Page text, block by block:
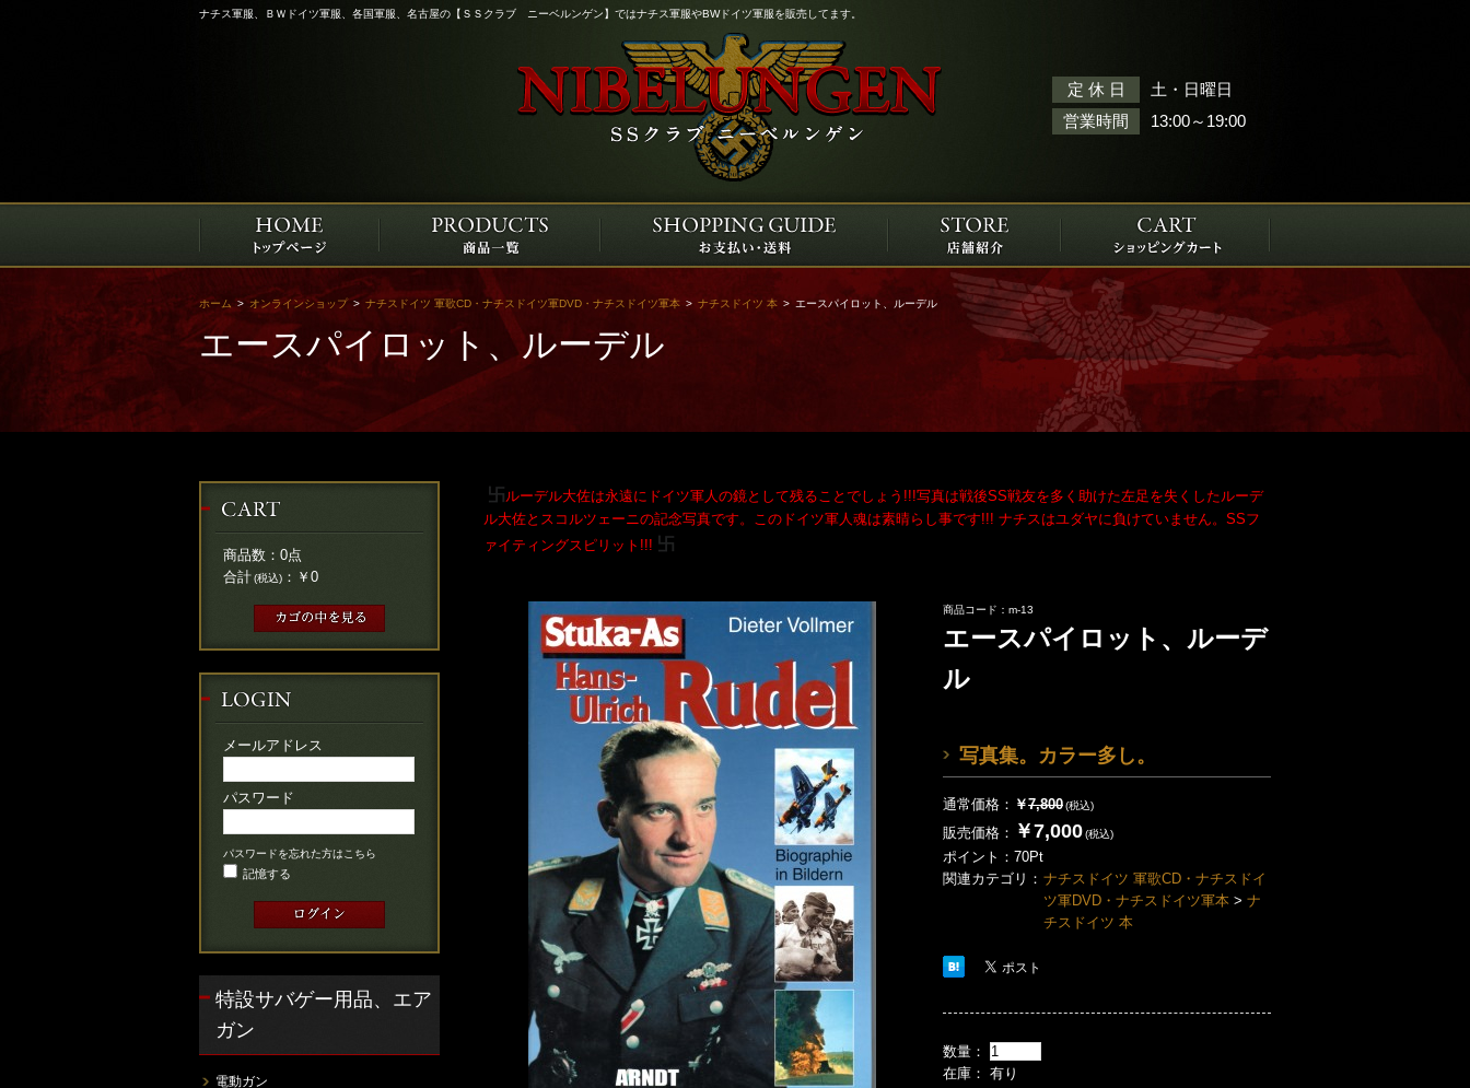
エースパイロット、ルーデル
ホーム > オンラインショップ > ナチスドイツ 軍歌CD・ナチスドイツ軍DVD・ナチスドイツ軍本 > ナチスドイツ 本 > エースパイロット、ルーデル
ナチス軍服、ＢＷドイツ軍服、各国軍服、名古屋の【ＳＳクラブ ニーベルンゲン】ではナチス軍服やBWドイツ軍服を販売してます。
定 休 日 土・日曜日
営業時間 13:00～19:00
卐ルーデル大佐は永遠にドイツ軍人の鏡として残ることでしょう!!!写真は戦後SS戦友を多く助けた左足を失くしたルーデ
ル大佐とスコルツェーニの記念写真です。このドイツ軍人魂は素晴らし事です!!! ナチスはユダヤに負けていません。SSフ
ァイティングスピリット!!! 卐
商品コード：m-13
エースパイロット、ルーデ
ル
写真集。カラー多し。
通常価格： ￥7,800(税込)
販売価格： ￥7,000(税込)
ポイント： 70Pt
関連カテゴリ： ナチスドイツ 軍歌CD・ナチスドイ
ツ軍DVD・ナチスドイツ軍本 > ナ
チスドイツ 本
数量：
在庫： 有り
商品数： 0点
合計(税込) ： ￥0
メールアドレス
パスワード
パスワードを忘れた方はこちら
記憶する
特設サバゲー用品、エア
ガン
電動ガン